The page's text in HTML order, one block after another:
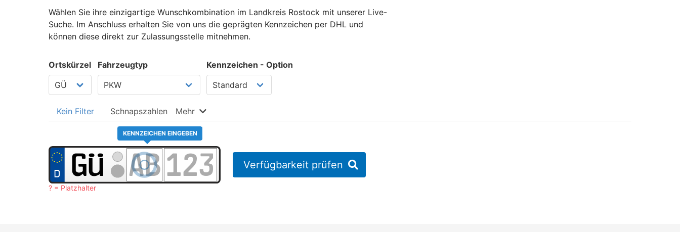
Wählen Sie ihre einzigartige Wunschkombination im Landkreis Rostock mit unserer Live-
Suche. Im Anschluss erhalten Sie von uns die geprägten Kennzeichen per DHL und
können diese direkt zur Zulassungsstelle mitnehmen.
Ortskürzel Fahrzeugtyp Kennzeichen - Option
Kein Filter Schnapszahlen Mehr
KENNZEICHEN EINGEBEN
? = Platzhalter
Verfügbarkeit prüfen